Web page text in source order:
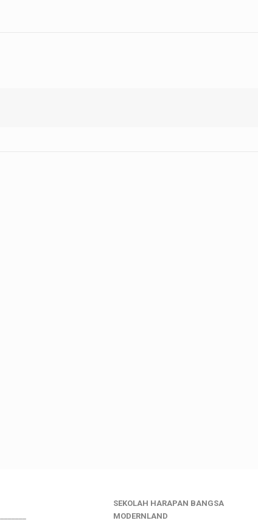
SEKOLAH HARAPAN BANGSA
MODERNLAND